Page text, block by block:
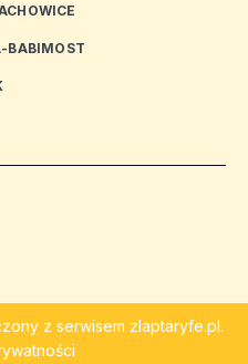
BABIMOST
z serwisem zlaptaryfe.pl.